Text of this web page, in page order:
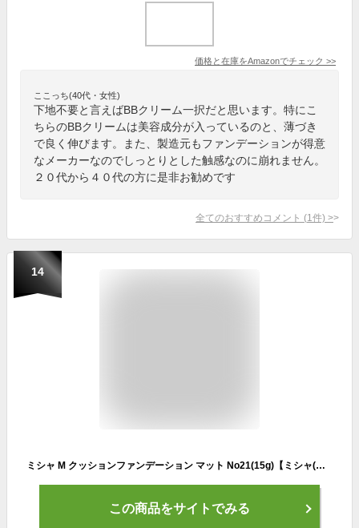
価格と在庫をAmazonでチェック >>
ここっち(40代・女性)
下地不要と言えばBBクリーム一択だと思います。特にこ
ちらのBBクリームは美容成分が入っているのと、薄づき
で良く伸びます。また、製造元もファンデーションが得意
なメーカーなのでしっとりとした触感なのに崩れません。
２０代から４０代の方に是非お勧めです
全てのおすすめコメント (1 件) >
14
ミシャ M クッションファンデーション マット No21(15g)【ミシャ(MISSHA)】
この商品をサイトでみる